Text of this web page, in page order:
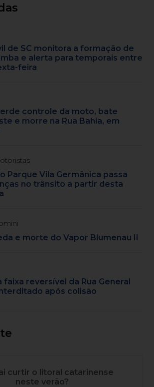
de SC monitora a formação de
e alerta para temporais entre
feira
controle da moto, bate
e morre na Rua Bahia, em
Parque Vila Germânica passa
no trânsito a partir desta
e morte do Vapor Blumenau II
faixa reversível da Rua General
após colisão
curtir o litoral catarinense
neste verão?